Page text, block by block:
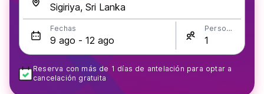
Fechas Personas
Reserva con más de 1 días de antelación para optar a
cancelación gratuita